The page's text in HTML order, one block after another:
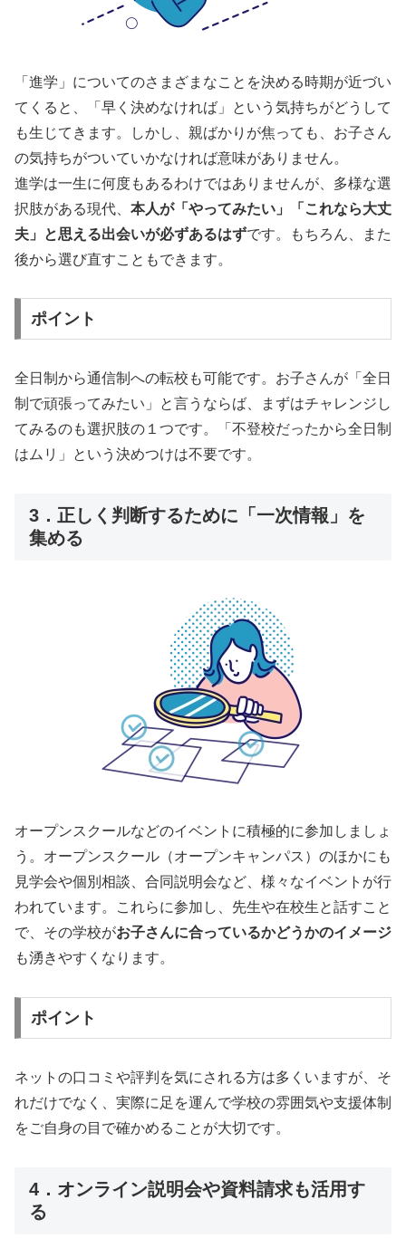
「進学」についてのさまざまなことを決める時期が近づい
てくると、「早く決めなければ」という気持ちがどうして
も生じてきます。しかし、親ばかりが焦っても、お子さん
の気持ちがついていかなければ意味がありません。
進学は一生に何度もあるわけではありませんが、多様な選
択肢がある現代、 本人が「やってみたい」「これなら大丈
夫」と思える出会いが必ずあるはずです。もちろん、また
後から選び直すこともできます。
ポイント
全日制から通信制への転校も可能です。お子さんが「全日
制で頑張ってみたい」と言うならば、まずはチャレンジし
てみるのも選択肢の１つです。「不登校だったから全日制
はムリ」という決めつけは不要です。
3．正しく判断するために「一次情報」を
集める
オープンスクールなどのイベントに積極的に参加しましょ
う。オープンスクール（オープンキャンパス）のほかにも
見学会や個別相談、合同説明会など、様々なイベントが行
われています。これらに参加し、先生や在校生と話すこと
で、その学校がお子さんに合っているかどうかのイメージ
も湧きやすくなります。
ポイント
ネットの口コミや評判を気にされる方は多くいますが、そ
れだけでなく、実際に足を運んで学校の雰囲気や支援体制
をご自身の目で確かめることが大切です。
4．オンライン説明会や資料請求も活用す
る